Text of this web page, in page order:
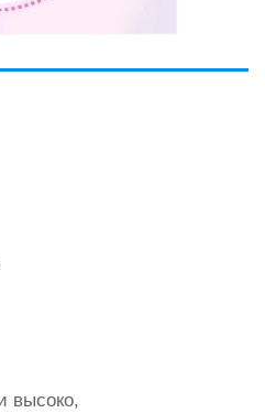
высоко,